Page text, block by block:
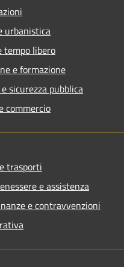
urbanistica
tempo libero
e formazione
sicurezza pubblica
commercio
trasporti
e assistenza
e contravvenzioni